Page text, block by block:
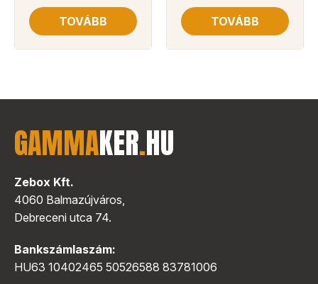
TOVÁBB TOVÁBB
GAMMAKER.HU
Zebox Kft.
4060 Balmazújváros,
Debreceni utca 74.
Bankszámlaszám:
HU63 10402465 50526588 83781006